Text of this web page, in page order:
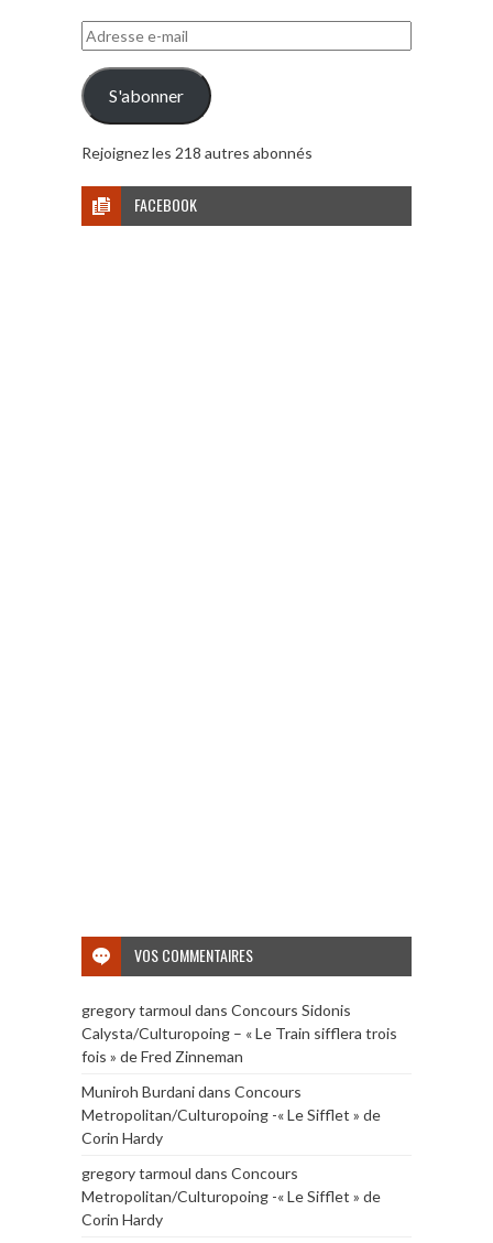
Adresse
e-
mail
S'abonner
Rejoignez les 218 autres abonnés
FACEBOOK
VOS COMMENTAIRES
gregory tarmoul dans Concours Sidonis
Calysta/Culturopoing – « Le Train sifflera trois
fois » de Fred Zinneman
Muniroh Burdanidans Concours
Metropolitan/Culturopoing -« Le Sifflet » de
Corin Hardy
gregory tarmoul dans Concours
Metropolitan/Culturopoing -« Le Sifflet » de
Corin Hardy